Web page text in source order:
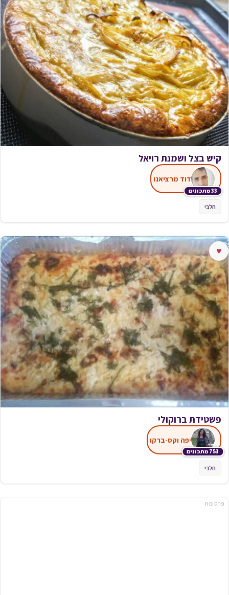
קיש בצל ושמנת רויאל
33 מתכונים
דוד מרציאנו
חלבי
♥
פשטידת ברוקולי
753 מתכונים
יפה וקס-ברקו
חלבי
פרסומת